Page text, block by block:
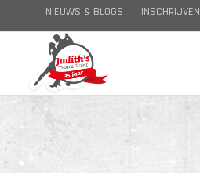
NIEUWS & BLOGS INSCHRIJVEN